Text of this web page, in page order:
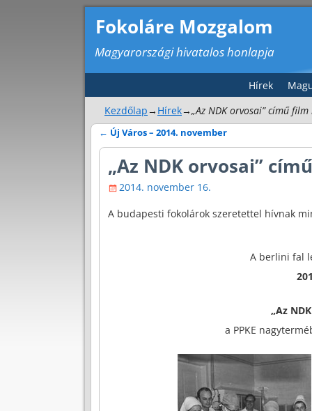
Fokoláre Mozgalom
Magyarországi hivatalos honlapja
Hírek
Kezdőlap→ Hírek→„Az NDK orvosai” című
Bejegyzés navigáció
← Új Város – 2014. november
„Az NDK orvosai”
2014. november 16.
A budapesti fokolárok szeretettel hívnak
A berlini fal
„Az
a PPKE